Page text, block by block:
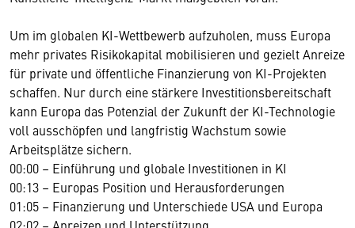
Um im globalen KI-Wettbewerb aufzuholen, muss Europa
mehr privates Risikokapital mobilisieren und gezielt Anreize
für private und öffentliche Finanzierung von KI-Projekten
schaffen. Nur durch eine stärkere Investitionsbereitschaft
kann Europa das Potenzial der Zukunft der KI-Technologie
voll ausschöpfen und langfristig Wachstum sowie
Arbeitsplätze sichern.
00:00 – Einführung und globale Investitionen in KI
00:13 – Europas Position und Herausforderungen
01:05 – Finanzierung und Unterschiede USA und Europa